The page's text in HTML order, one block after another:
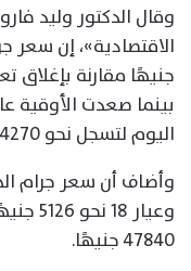
وقال الدكتور وليد
اليوم لتسجل نحو 4270 دولارًا وقت كتابة التقرير.
47840 جنيهًا.